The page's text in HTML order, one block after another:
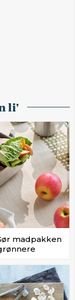
li'
madpakken